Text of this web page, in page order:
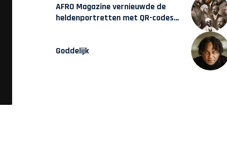
AFRO Magazine vernieuwde de
heldenportretten met QR-codes
Goddelijk